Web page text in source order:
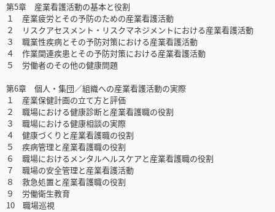
第5章 産業看護活動の基本と役割
１ 産業疲労とその予防のための産業看護活動
２ リスクアセスメント・リスクマネジメントにおける産業看護活動
３ 職業性疾病とその予防対策における産業看護活動
４ 作業関連疾患とその予防対策における産業看護活動
５ 労働者のその他の健康問題
第6章 個人・集団／組織への産業看護活動の実際
１ 産業保健計画の立て方と評価
２ 職場における健康診断と産業看護職の役割
３ 職場における健康相談の実際
４ 健康づくりと産業看護職の役割
５ 疾病管理と産業看護職の役割
６ 職場におけるメンタルヘルスケアと産業看護職の役割
７ 職場の安全管理と産業看護活動
８ 救急処置と産業看護職の役割
９ 労働衛生教育
10 職場巡視